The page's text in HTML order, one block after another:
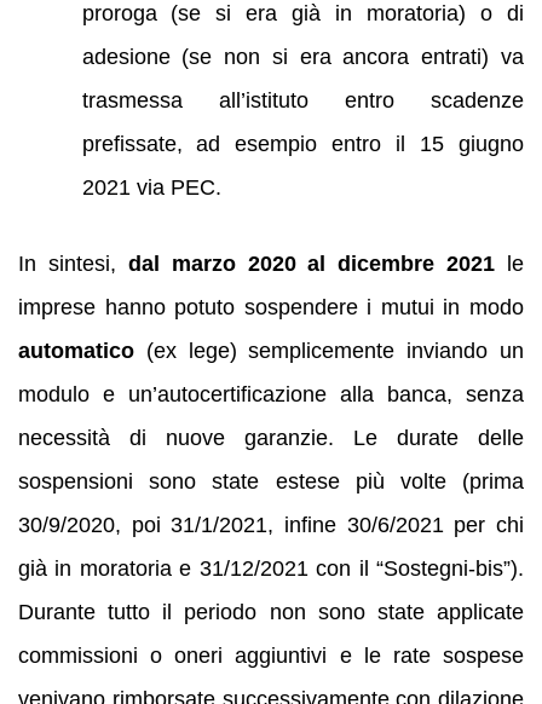
proroga (se si era già in moratoria) o di
adesione (se non si era ancora entrati) va
trasmessa all’istituto entro scadenze
prefissate, ad esempio entro il 15 giugno
2021 via PEC.
In sintesi, dal marzo 2020 al dicembre 2021 le
imprese hanno potuto sospendere i mutui in modo
automatico (ex lege) semplicemente inviando un
modulo e un’autocertificazione alla banca, senza
necessità di nuove garanzie. Le durate delle
sospensioni sono state estese più volte (prima
30/9/2020, poi 31/1/2021, infine 30/6/2021 per chi
già in moratoria e 31/12/2021 con il “Sostegni-bis”).
Durante tutto il periodo non sono state applicate
commissioni o oneri aggiuntivi e le rate sospese
venivano rimborsate successivamente con dilazione